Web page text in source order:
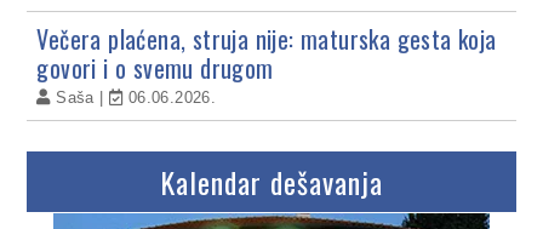
Večera plaćena, struja nije: maturska gesta koja
govori i o svemu drugom
Saša 06.06.2026.
Kalendar dešavanja